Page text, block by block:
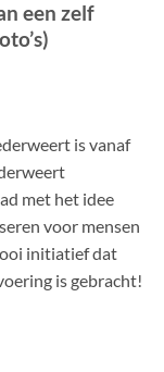
een zelf
is vanaf
met het idee
voor mensen
initiatief dat
is gebracht!